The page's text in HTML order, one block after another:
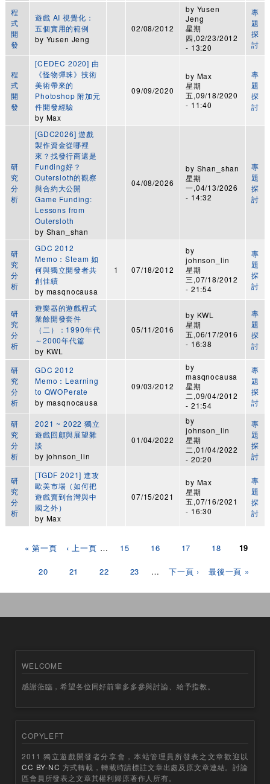
程
式
開
發
遊戲 AI 視覺化：
五個實用的範例
by Yusen Jeng
02/08/2012
by Yusen
Jeng
星期
四,02/23/2012
- 13:20
專
題
探
討
程
式
開
發
[CEDEC 2020] 由
《怪物彈珠》技術
美術帶來的
Photoshop 附加元
件開發經驗
by Max
09/09/2020
by Max
星期
五,09/18/2020
- 11:40
專
題
探
討
研
究
分
析
[GDC2026] 遊戲
製作資金從哪裡
來？找發行商還是
Funding好？
Outersloth的觀察
與合約大公開
Game Funding:
Lessons from
Outersloth
by Shan_shan
04/08/2026
by Shan_shan
星期
一,04/13/2026
- 14:32
專
題
探
討
研
究
分
析
GDC 2012
Memo：Steam 如
何與獨立開發者共
創佳績
by masqnocausa
1 07/18/2012
by
johnson_lin
星期
三,07/18/2012
- 21:54
專
題
探
討
研
究
分
析
遊樂器的遊戲程式
業餘開發套件
（二）：1990年代
～2000年代篇
by KWL
05/11/2016
by KWL
星期
五,06/17/2016
- 16:38
專
題
探
討
研
究
分
析
GDC 2012
Memo：Learning
to QWOPerate
by masqnocausa
09/03/2012
by
masqnocausa
星期
二,09/04/2012
- 21:54
專
題
探
討
研
究
分
析
2021 ~ 2022 獨立
遊戲回顧與展望雜
談
by johnson_lin
01/04/2022
by
johnson_lin
星期
二,01/04/2022
- 20:20
專
題
探
討
研
究
分
析
[TGDF 2021] 進攻
歐美市場（如何把
遊戲賣到台灣與中
國之外）
by Max
07/15/2021
by Max
星期
五,07/16/2021
- 16:30
專
題
探
討
« 第一頁 ‹ 上一頁 … 15 16 17 18 19
20 21 22 23 … 下一頁 › 最後一頁 »
WELCOME
感謝蒞臨，希望各位同好前輩多多參與討論、給予指教。
COPYLEFT
2011 獨立遊戲開發者分享會，本站管理員所發表之文章歡迎以
CC BY-NC 方式轉載，轉載時請標註文章出處及原文章連結。討論
區會員所發表之文章其權利歸原著作人所有。